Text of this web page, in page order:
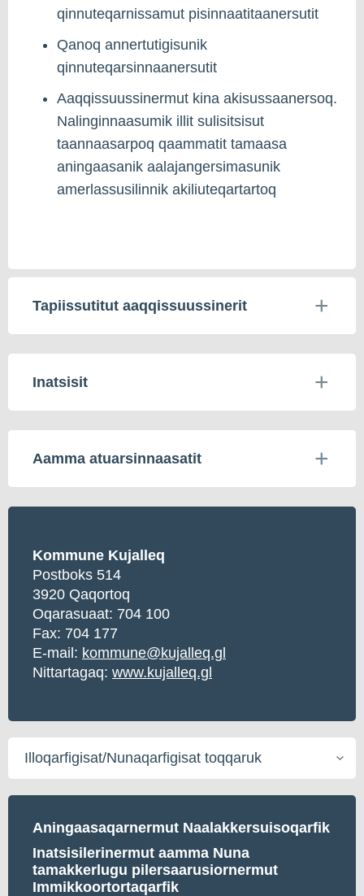
qinnuteqarnissamut pisinnaatitaanersutit
Qanoq annertutigisunik
qinnuteqarsinnaanersutit
Aaqqissuussinermut kina akisussaanersoq.
Nalinginnaasumik illit sulisitsisut
taannaasarpoq qaammatit tamaasa
aningaasanik aalajangersimasunik
amerlassusilinnik akiliuteqartartoq
Tapiissutitut aaqqissuussinerit
Inatsisit
Aamma atuarsinnaasatit
Kommune Kujalleq
Postboks 514
3920 Qaqortoq
Oqarasuaat: 704 100
Fax: 704 177
E-mail: kommune@kujalleq.gl
Nittartagaq: www.kujalleq.gl
Illoqarfigisat/Nunaqarfigisat
toqqaruk
Aningaasaqarnermut Naalakkersuisoqarfik
Inatsisilerinermut aamma Nuna
tamakkerlugu pilersaarusiornermut
Immikkoortortaqarfik